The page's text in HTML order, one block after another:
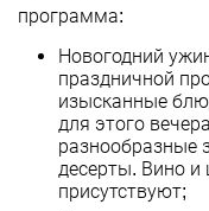
программа:
Новогодний
праздничной
изысканные
для этого
разнообразные
десерты. Вино и
присутствуют;